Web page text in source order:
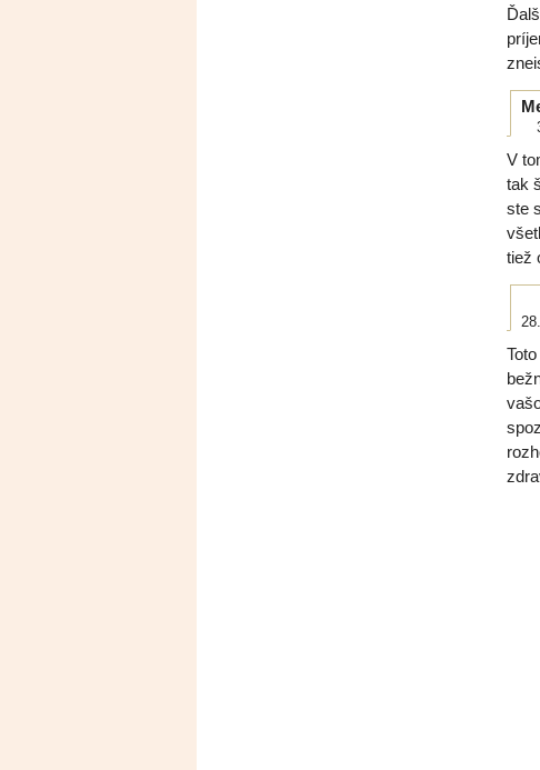
V
tak
ste
tiež